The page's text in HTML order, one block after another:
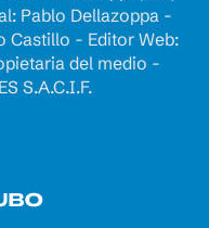
Pablo Dellazoppa -
Castillo - Editor Web:
del medio -
S.A.C.I.F.